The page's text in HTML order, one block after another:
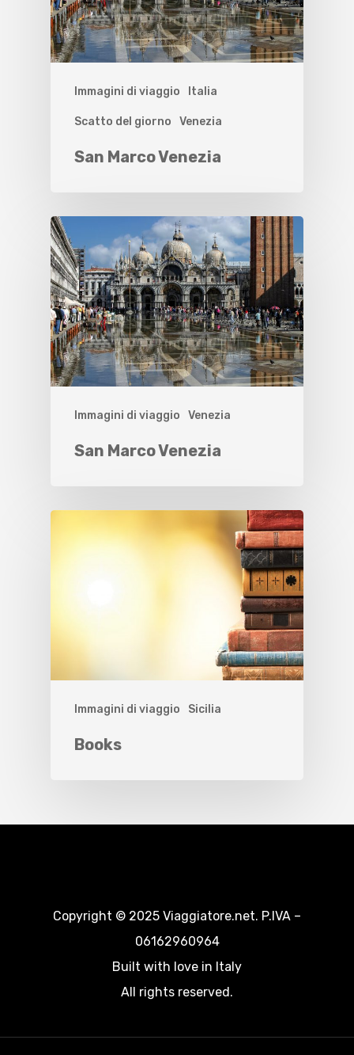
Immagini di viaggio Italia
Scatto del giorno Venezia
San Marco Venezia
Immagini di viaggio Venezia
San Marco Venezia
Immagini di viaggio Sicilia
Books
Copyright © 2025 Viaggiatore.net. P.IVA –
06162960964
Built with love in Italy
All rights reserved.